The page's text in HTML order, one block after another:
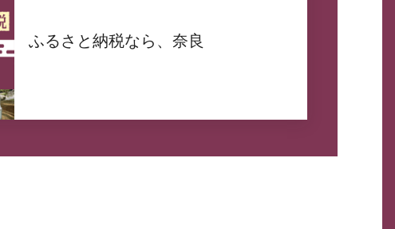
ふるさと納税なら、奈良